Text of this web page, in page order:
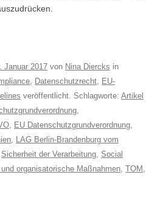
Januar 2017 von Nina Diercks in
, Datenschutzrecht, EU-
veröffentlicht. Schlagworte: Artikel
,
, EU Datenschutzgrundverordnung,
, LAG Berlin-Brandenburg vom
Sicherheit der Verarbeitung, Social
organisatorische Maßnahmen, TOM ,